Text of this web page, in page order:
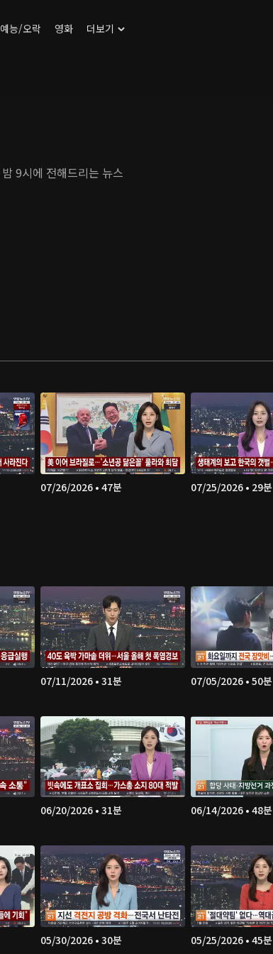
예능/오락 영화 더보기
24시간 신속하고 다양한 뉴스를 제공하는 연합뉴스 TV. 밤 9시에 전해드리는 뉴스
07/26/2026 • 47분 07/25/2026 • 29분
07/11/2026 • 31분 07/05/2026 • 50분
06/20/2026 • 31분 06/14/2026 • 48분
05/30/2026 • 30분 05/25/2026 • 45분